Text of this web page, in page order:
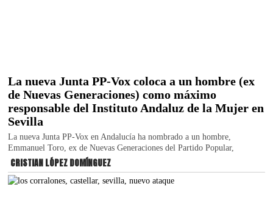
La nueva Junta PP-Vox coloca a un hombre (ex
de Nuevas Generaciones) como máximo
responsable del Instituto Andaluz de la Mujer en
Sevilla
La nueva Junta PP-Vox en Andalucía ha nombrado a un hombre,
Emmanuel Toro, ex de Nuevas Generaciones del Partido Popular,
CRISTIAN LÓPEZ DOMÍNGUEZ